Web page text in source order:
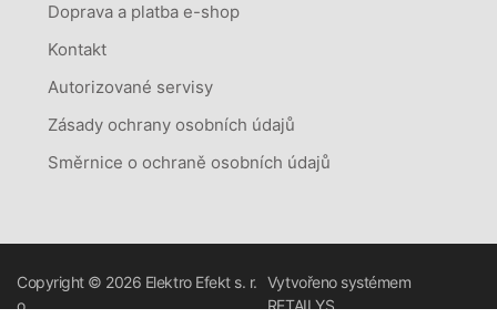
Doprava a platba e-shop
Kontakt
Autorizované servisy
Zásady ochrany osobních údajů
Směrnice o ochraně osobních údajů
Copyright © 2026 Elektro Efekt s. r.
o.
Vytvořeno systémem
RETAILYS.